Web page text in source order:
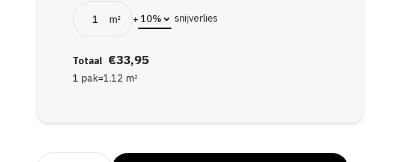
m² + snijverlies
Totaal €33,95
1 pak=1.12 m²